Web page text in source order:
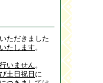
ただきました
たします。
いません。
土日祝日 に